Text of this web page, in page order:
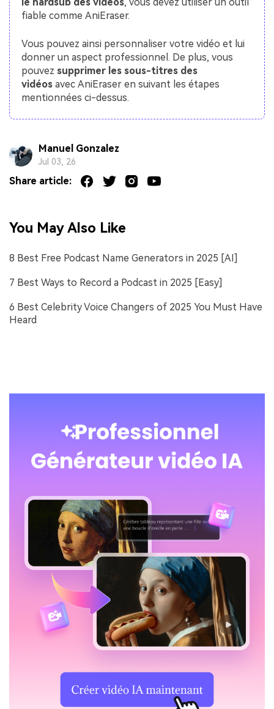
fiable comme AniEraser.
Vous pouvez ainsi personnaliser votre vidéo et lui
donner un aspect professionnel. De plus, vous
pouvez supprimer les sous-titres des
vidéos avec AniEraser en suivant les étapes
mentionnées ci-dessus.
Manuel Gonzalez
Jul 03, 26
Share article:
You May Also Like
8 Best Free Podcast Name Generators in 2025 [AI]
7 Best Ways to Record a Podcast in 2025 [Easy]
6 Best Celebrity Voice Changers of 2025 You Must Have
Heard